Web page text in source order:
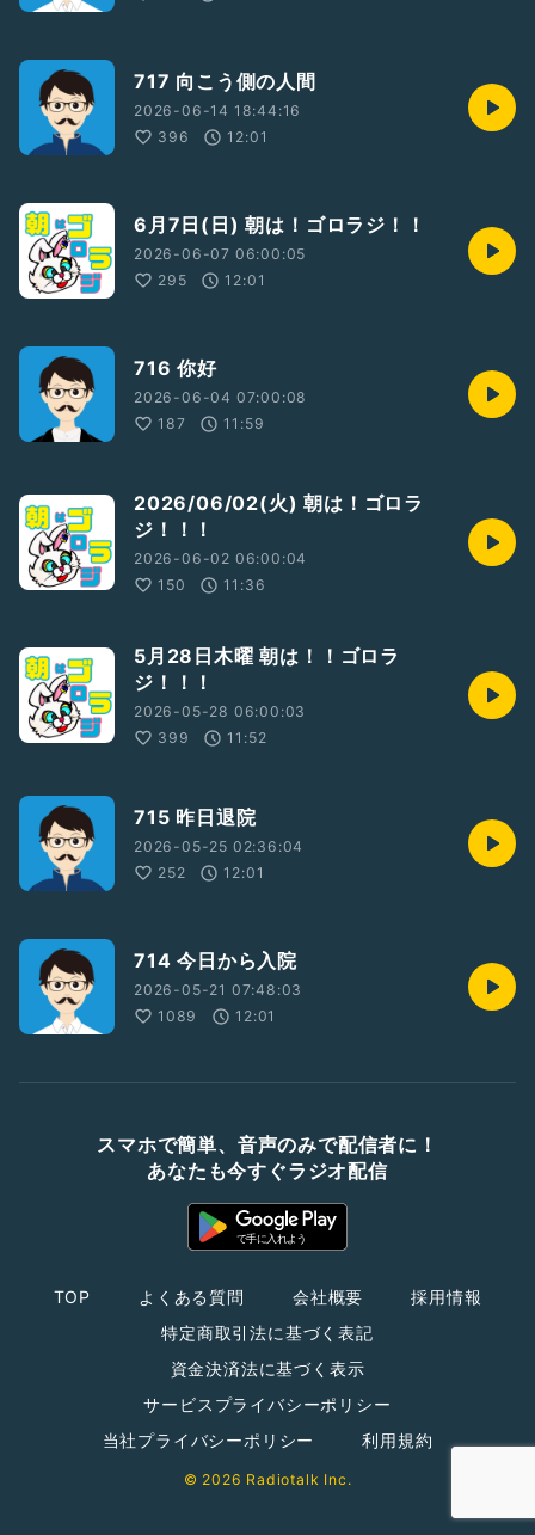
717 向こう側の人間
2026-06-14 18:44:16
396
12:01
6月7日(日) 朝は！ゴロラジ！！
2026-06-07 06:00:05
295
12:01
716 你好
2026-06-04 07:00:08
187
11:59
2026/06/02(火) 朝は！ゴロラ
ジ！！！
2026-06-02 06:00:04
150
11:36
5月28日木曜 朝は！！ゴロラ
ジ！！！
2026-05-28 06:00:03
399
11:52
715 昨日退院
2026-05-25 02:36:04
252
12:01
714 今日から入院
2026-05-21 07:48:03
1089
12:01
スマホで簡単、音声のみで配信者に！
あなたも今すぐラジオ配信
TOP よくある質問 会社概要
採用情報
特定商取引法に基づく表記
資金決済法に基づく表示
サービスプライバシーポリシー
当社プライバシーポリシー
利用規約
© 2026 Radiotalk Inc.